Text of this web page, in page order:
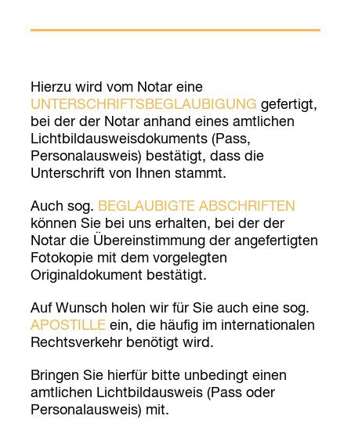
Hierzu wird vom Notar eine
UNTERSCHRIFTSBEGLAUBIGUNG gefertigt,
bei der der Notar anhand eines amtlichen
Lichtbildausweisdokuments (Pass,
Personalausweis) bestätigt, dass die
Unterschrift von Ihnen stammt.
Auch sog. BEGLAUBIGTE ABSCHRIFTEN
können Sie bei uns erhalten, bei der der
Notar die Übereinstimmung der angefertigten
Fotokopie mit dem vorgelegten
Originaldokument bestätigt.
Auf Wunsch holen wir für Sie auch eine sog.
APOSTILLEein, die häufig im internationalen
Rechtsverkehr benötigt wird.
Bringen Sie hierfür bitte unbedingt einen
amtlichen Lichtbildausweis (Pass oder
Personalausweis) mit.